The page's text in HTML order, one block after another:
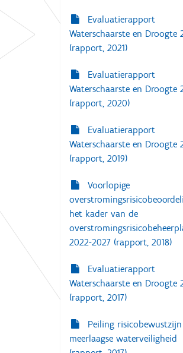
Evaluatierapport
Waterschaarste en Droogte
(rapport, 2021)
Evaluatierapport
Waterschaarste en Droogte
(rapport, 2020)
Evaluatierapport
Waterschaarste en Droogte
(rapport, 2019)
Voorlopige
het kader van de
2022-2027 (rapport, 2018)
Evaluatierapport
Waterschaarste en Droogte
(rapport, 2017)
Peiling risicobewustzijn
meerlaagse waterveiligheid